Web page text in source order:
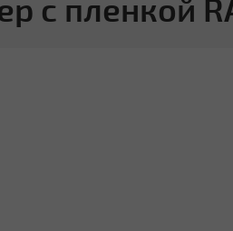
с пленкой